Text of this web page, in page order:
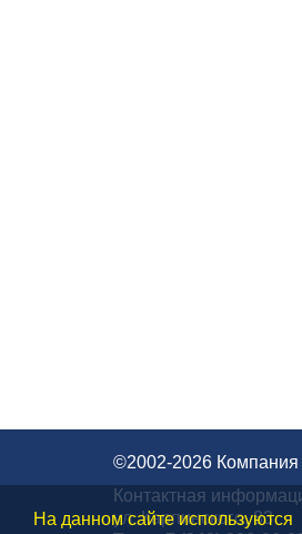
©2002-2026 Компания
Контактная
ул. Карпинского, 83
На данном сайте используются